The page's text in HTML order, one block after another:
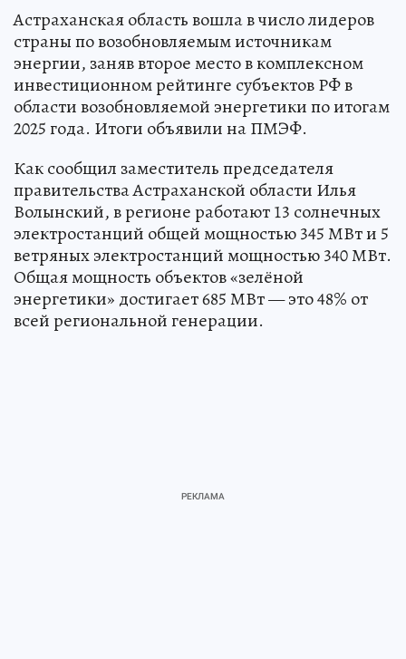
Астраханская область вошла в число лидеров
страны по возобновляемым источникам
энергии, заняв второе место в комплексном
инвестиционном рейтинге субъектов РФ в
области возобновляемой энергетики по итогам
2025 года. Итоги объявили на ПМЭФ.
Как сообщил заместитель председателя
правительства Астраханской области Илья
Волынский, в регионе работают 13 солнечных
электростанций общей мощностью 345 МВт и 5
ветряных электростанций мощностью 340 МВт.
Общая мощность объектов «зелёной
энергетики» достигает 685 МВт — это 48% от
всей региональной генерации.